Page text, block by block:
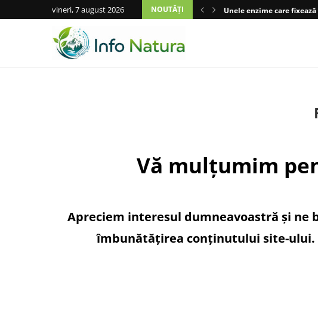
vineri, 7 august 2026 NOUTĂȚI Unele enzime care
Vă mulțumim
Apreciem interesul dumneavoastră și ne
îmbunătățirea conținutului site-ului.